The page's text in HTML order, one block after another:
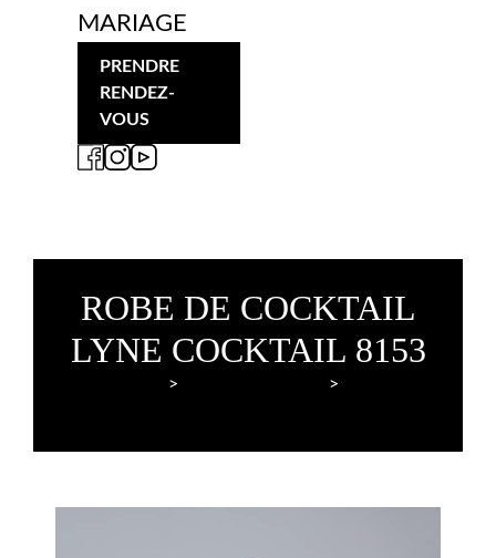
MARIAGE
PRENDRE
RENDEZ-
VOUS
ROBE DE COCKTAIL
LYNE COCKTAIL 8153